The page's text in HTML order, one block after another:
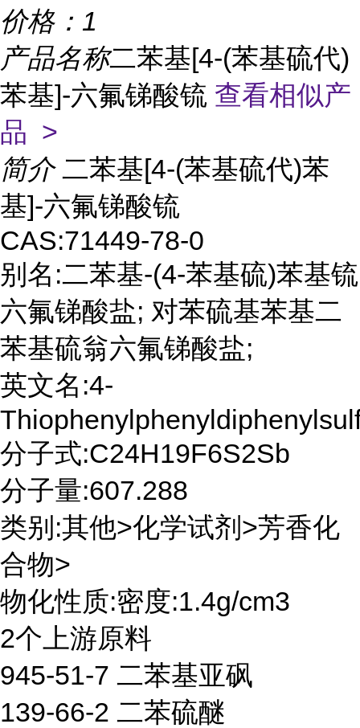
价格： 1
产品名称二苯基[4-(苯基硫代)
苯基]-六氟锑酸锍 查看相似产
品 >
简介 二苯基[4-(苯基硫代)苯
基]-六氟锑酸锍
CAS:71449-78-0
别名:二苯基-(4-苯基硫)苯基锍
六氟锑酸盐; 对苯硫基苯基二
苯基硫翁六氟锑酸盐;
英文名:4-
分子式:C24H19F6S2Sb
分子量:607.288
类别:其他>化学试剂>芳香化
合物>
物化性质:密度:1.4g/cm3
2个上游原料
945-51-7 二苯基亚砜
139-66-2 二苯硫醚